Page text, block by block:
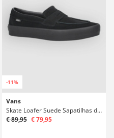
-11%
Vans
Skate Loafer Suede Sapatilhas de Skate
€ 89,95 € 79,95